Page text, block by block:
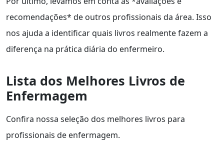
recomendações* de outros profissionais da área. Isso
nos ajuda a identificar quais livros realmente fazem a
diferença na prática diária do enfermeiro.
Lista dos Melhores Livros de
Enfermagem
Confira nossa seleção dos melhores livros para
profissionais de enfermagem.